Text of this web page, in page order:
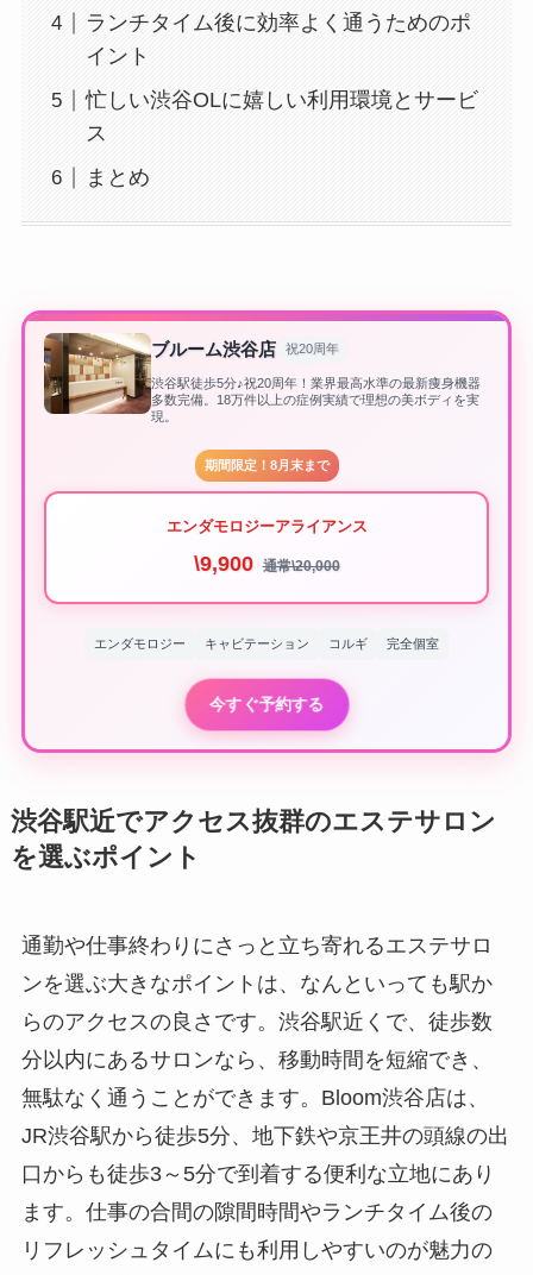
ランチタイム後に効率よく通うためのポ
イント
忙しい渋谷OLに嬉しい利用環境とサービ
ス
まとめ
ブルーム渋谷店 祝20周年
渋谷駅徒歩5分♪祝20周年！業界最高水準の最新痩身機器
多数完備。18万件以上の症例実績で理想の美ボディを実
現。
期間限定！8月末まで
エンダモロジーアライアンス
\9,900 通常\20,000
エンダモロジー キャビテーション コルギ 完全個室
今すぐ予約する
渋谷駅近でアクセス抜群のエステサロン
を選ぶポイント
通勤や仕事終わりにさっと立ち寄れるエステサロ
ンを選ぶ大きなポイントは、なんといっても駅か
らのアクセスの良さです。渋谷駅近くで、徒歩数
分以内にあるサロンなら、移動時間を短縮でき、
無駄なく通うことができます。Bloom渋谷店は、
JR渋谷駅から徒歩5分、地下鉄や京王井の頭線の出
口からも徒歩3～5分で到着する便利な立地にあり
ます。仕事の合間の隙間時間やランチタイム後の
リフレッシュタイムにも利用しやすいのが魅力の